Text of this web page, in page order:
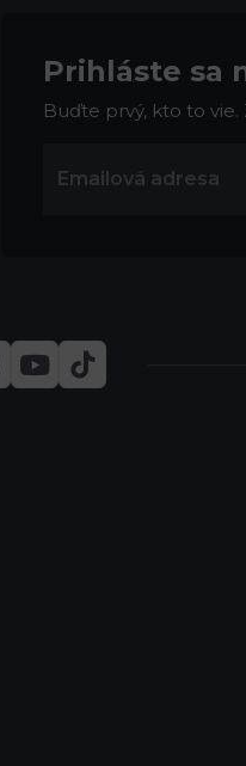
Prihláste sa
Buďte prvý, kto to